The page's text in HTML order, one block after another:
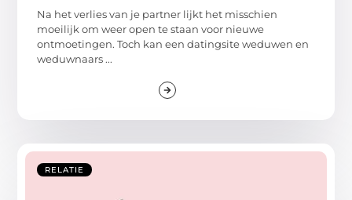
Na het verlies van je partner lijkt het misschien
moeilijk om weer open te staan voor nieuwe
ontmoetingen. Toch kan een datingsite weduwen en
weduwnaars ...
RELATIE